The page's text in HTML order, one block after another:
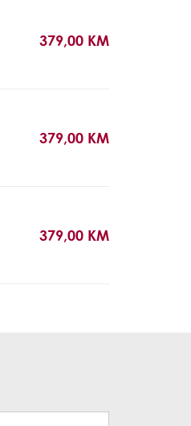
379,00 KM
379,00 KM
379,00 KM